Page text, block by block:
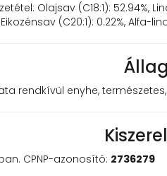
Olajsav (C18:1): 52.94%,
(C20:1): 0.22%, Alfa-
Állag
rendkívül enyhe,
CPNP-azonosító: 2736279